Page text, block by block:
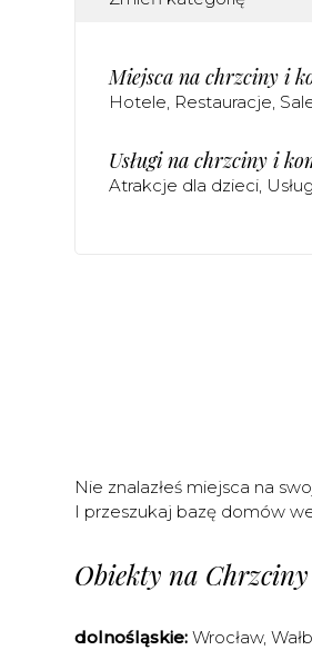
Miejsca na chrzciny i
Hotele Restauracje
Usługi na chrzciny i
Atrakcje dla dzieci
Nie znalazłeś miejsca na
I przeszukaj bazę domów
Obiekty na
dolnośląskie: Wrocław,